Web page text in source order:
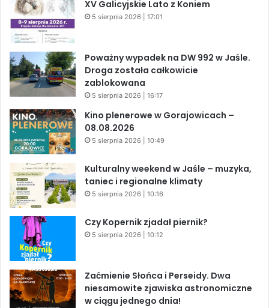
XV Galicyjskie Lato z Koniem
5 sierpnia 2026 | 17:01
Poważny wypadek na DW 992 w Jaśle.
Droga została całkowicie
zablokowana
5 sierpnia 2026 | 16:17
Kino plenerowe w Gorajowicach –
08.08.2026
5 sierpnia 2026 | 10:49
Kulturalny weekend w Jaśle – muzyka,
taniec i regionalne klimaty
5 sierpnia 2026 | 10:16
Czy Kopernik zjadał piernik?
5 sierpnia 2026 | 10:12
Zaćmienie Słońca i Perseidy. Dwa
niesamowite zjawiska astronomiczne
w ciągu jednego dnia!